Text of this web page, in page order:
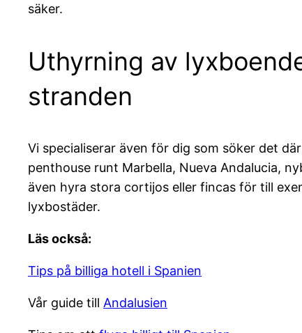
säker.
Uthyrning av
stranden
Vi specialiserar även för dig som söker det
penthouse runt Marbella, Nueva Andalucia,
även hyra stora cortijos eller fincas för till
lyxbostäder.
Läs också:
Tips på billiga hotell i Spanien
Vår guide till Andalusien